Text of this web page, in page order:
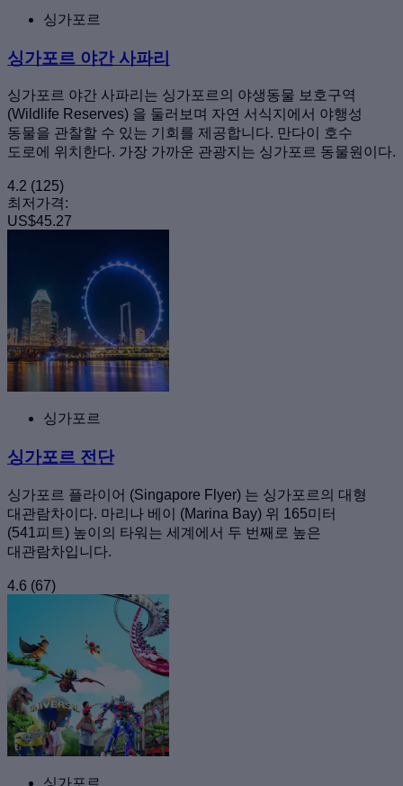
싱가포르
싱가포르 야간 사파리
싱가포르 야간 사파리는 싱가포르의 야생동물 보호구역
(Wildlife Reserves) 을 둘러보며 자연 서식지에서 야행성
동물을 관찰할 수 있는 기회를 제공합니다. 만다이 호수
도로에 위치한다. 가장 가까운 관광지는 싱가포르 동물원이다.
4.2 (125)
최저가격:
US$45.27
싱가포르
싱가포르 전단
싱가포르 플라이어 (Singapore Flyer) 는 싱가포르의 대형
대관람차이다. 마리나 베이 (Marina Bay) 위 165미터
(541피트) 높이의 타워는 세계에서 두 번째로 높은
대관람차입니다.
4.6 (67)
싱가포르